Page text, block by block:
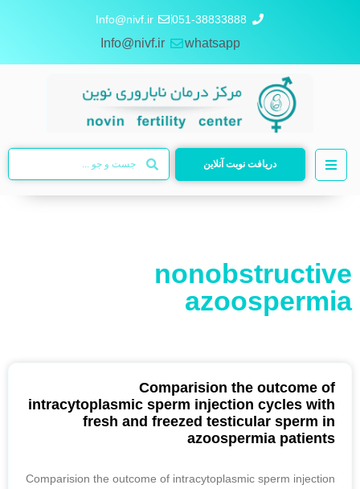
051-38833888
Info@nivf.ir
whatsapp
Info@nivf.ir
دریافت نوبت آنلاین
nonobstructive
azoospermia
Comparision the outcome of
intracytoplasmic sperm injection cycles with
fresh and freezed testicular sperm in
azoospermia patients
Comparision the outcome of intracytoplasmic sperm injection